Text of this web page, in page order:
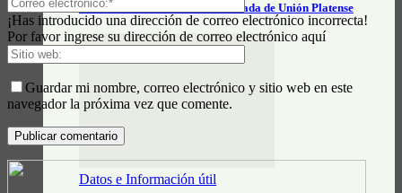
Horarios e información actualizada de Unión Platense
Datos e Información útil
¡Has introducido una dirección de correo electrónico incorrecta!
Por favor ingrese su dirección de correo electrónico aquí
Guardar mi nombre, correo electrónico y sitio web en este
navegador la próxima vez que comente.